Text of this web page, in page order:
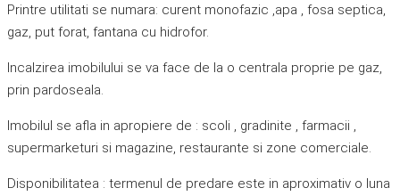
Printre utilitati se numara: curent monofazic ,apa , fosa septica,
gaz, put forat, fantana cu hidrofor.
Incalzirea imobilului se va face de la o centrala proprie pe gaz,
prin pardoseala.
Imobilul se afla in apropiere de : scoli , gradinite , farmacii ,
supermarketuri si magazine, restaurante si zone comerciale.
Disponibilitatea : termenul de predare este in aproximativ o luna